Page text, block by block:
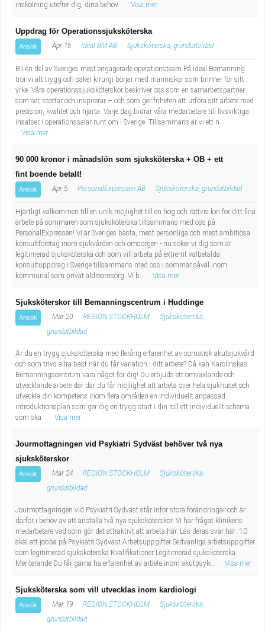
inskolning utefter dig, dina behov...
Visa mer
Uppdrag för Operationssjuksköterska
Ansök Apr 16 Ideal BM AB Sjuksköterska, grundutbildad
Bli en del av Sveriges mest engagerade operations­team På Ideal Bemanning
tror vi att trygg och säker kirurgi börjar med människor som brinner för sitt
yrke. Våra operationssjuksköterskor beskriver oss som en samarbetspartner
som ser, stöttar och inspirerar – och som ger friheten att utföra sitt arbete med
precision, kvalitet och hjärta. Varje dag bidrar våra medarbetare till livsviktiga
insatser i operationssalar runt om i Sverige. Tillsammans är vi ett n...
Visa mer
90 000 kronor i månadslön som sjuksköterska + OB + ett
fint boende betalt!
Ansök Apr 5 PersonalExpressen AB Sjuksköterska, grundutbildad
Hjärtligt välkommen till en unik möjlighet till en hög och rättvis lön för ditt fina
arbete på sommaren som sjuksköterska tillsammans med oss på
PersonalExpressen! Vi är Sveriges bästa, mest personliga och mest ambitiösa
konsultföretag inom sjukvården och omsorgen - nu söker vi dig som är
legitimerad sjuksköterska och som vill arbeta på extremt välbetalda
konsultuppdrag i Sverige tillsammans med oss i sommar såväl inom
kommunal som privat äldreomsorg. Vi b...
Visa mer
Sjuksköterskor till Bemanningscentrum i Huddinge
Ansök Mar 20 REGION STOCKHOLM
Sjuksköterska,
grundutbildad
Är du en trygg sjuksköterska med flerårig erfarenhet av somatisk akutsjukvård
och som trivs allra bäst när du får variation i ditt arbete? Då kan Karolinskas
Bemanningscentrum vara något för dig! Du erbjuds ett omväxlande och
utvecklande arbete där där du får möjlighet att arbeta över hela sjukhuset och
utveckla din kompetens inom flera områden en individuellt anpassad
introduktionsplan som ger dig en trygg start i din roll ett individuellt schema
som ska...
Visa mer
Jourmottagningen vid Psykiatri Sydväst behöver två nya
sjuksköterskor
Ansök Mar 24 REGION STOCKHOLM
Sjuksköterska,
grundutbildad
Jourmottagningen vid Psykiatri Sydväst står inför stora förändringar och är
därför i behov av att anställa två nya sjuksköterskor. Vi har frågat klinikens
medarbetare vad som gör det attraktivt att arbeta här. Läs deras svar här: 10
skäl att jobba på Psykiatri Sydväst Arbetsuppgifter Sedvanliga arbetsuppgifter
som legitimerad sjuksköterska Kvalifikationer Legitimerad sjuksköterska
Meriterande Du får gärna ha erfarenhet av arbete inom akutpsyki...
Visa mer
Sjuksköterska som vill utvecklas inom kardiologi
Ansök Mar 19 REGION STOCKHOLM
Sjuksköterska,
grundutbildad